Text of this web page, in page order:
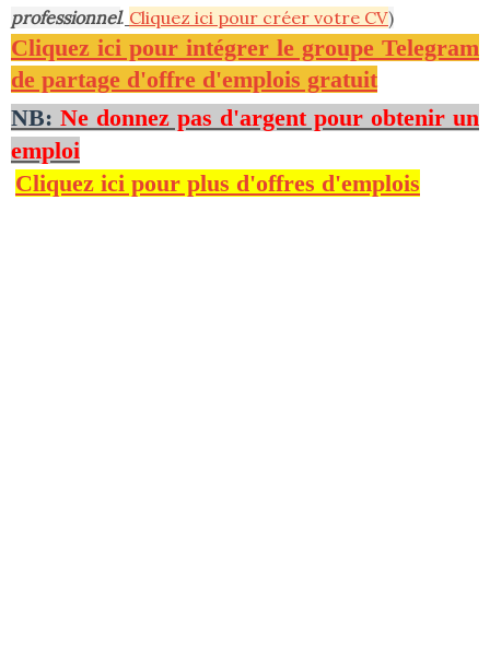
professionnel. Cliquez ici pour créer votre CV)
Cliquez ici pour intégrer le groupe Telegram
de partage d'offre d'emplois gratuit
NB: Ne donnez pas d'argent pour obtenir un
emploi
Cliquez ici pour plus d'offres d'emplois